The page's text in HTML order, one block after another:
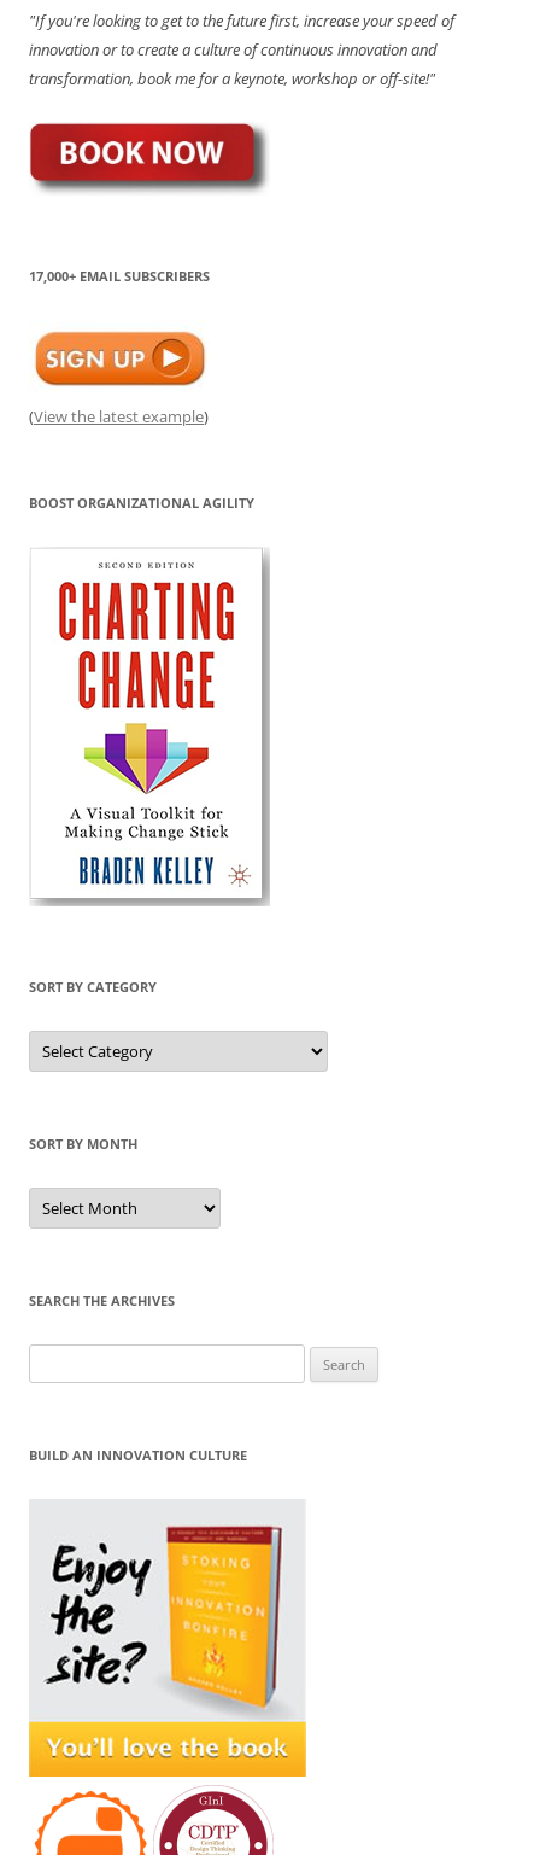
"If you're looking to get to the future first, increase your speed of
innovation or to create a culture of continuous innovation and
transformation, book me for a keynote, workshop or off-site!"
17,000+ EMAIL SUBSCRIBERS
(View the latest example)
BOOST ORGANIZATIONAL AGILITY
SORT BY CATEGORY
Sort
by
Category
SORT BY MONTH
Sort
by
Month
SEARCH THE ARCHIVES
for:
BUILD AN INNOVATION CULTURE